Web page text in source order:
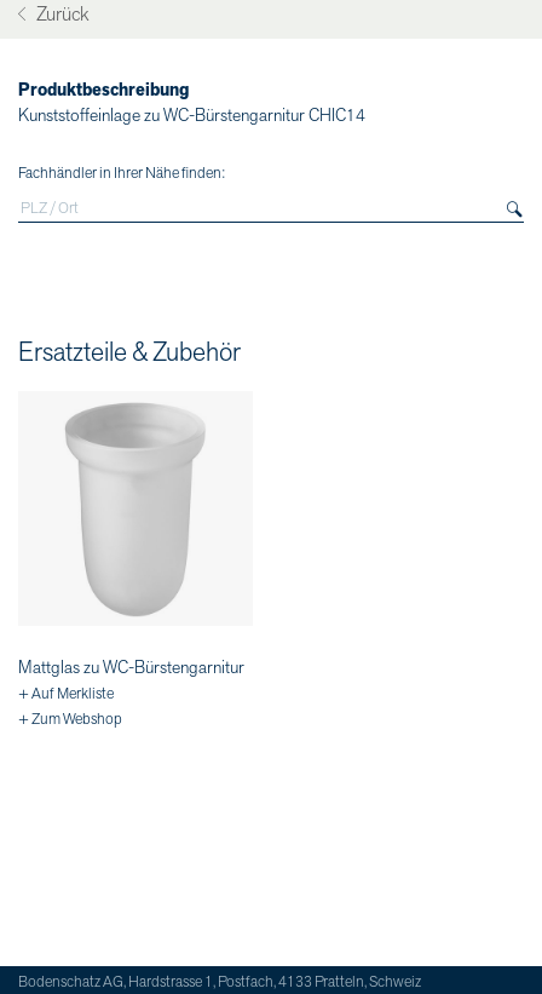
Zurück
Produktbeschreibung
Kunststoffeinlage zu WC-Bürstengarnitur CHIC14
Fachhändler in Ihrer Nähe finden:
Ersatzteile & Zubehör
Mattglas zu WC-Bürstengarnitur
+ Auf Merkliste
+ Zum Webshop
Bodenschatz AG, Hardstrasse 1, Postfach, 4133 Pratteln, Schweiz